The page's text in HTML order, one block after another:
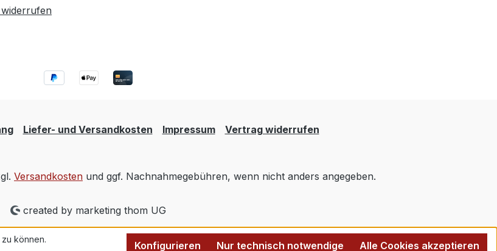
Liefer- und Versandkosten Impressum Vertrag widerrufen
Versandkosten und ggf. Nachnahmegebühren, wenn nicht anders angegeben.
created by marketing thom UG
können.
Nur technisch notwendige
Konfigurieren Alle Cookies akzeptieren